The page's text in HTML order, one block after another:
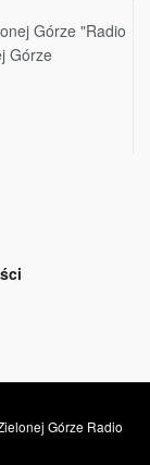
Górze "Radio
Górze
Górze Radio